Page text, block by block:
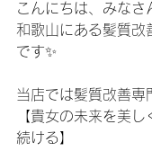
こんにちは、みなさ
和歌山にある髪質改
です✨
当店では髪質改善専
【貴女の未来を美
続ける】